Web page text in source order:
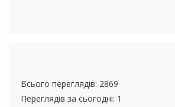
Всього переглядів: 2869
Переглядів за сьогодні: 1